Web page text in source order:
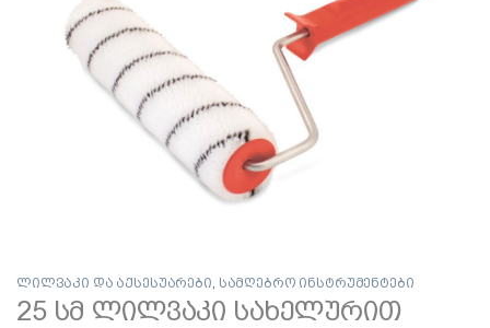
ლილვაკი და აქსესუარები სამღებრო ინსტრუმენტები
25 სმ ლილვაკი სახელურით